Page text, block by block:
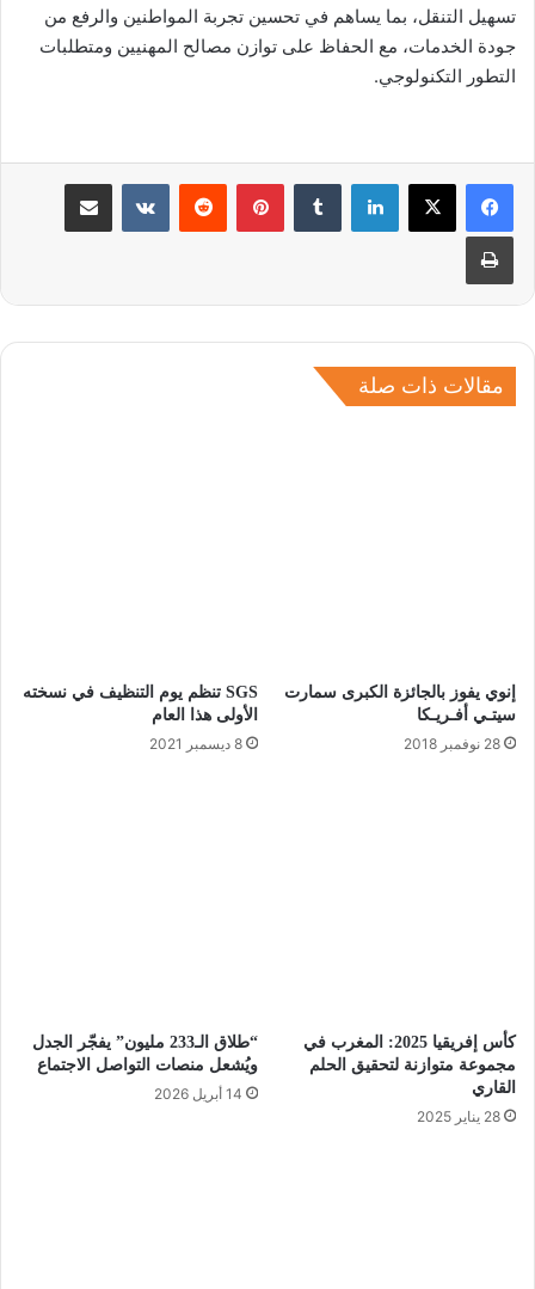
تسهيل التنقل، بما يساهم في تحسين تجربة المواطنين والرفع من
جودة الخدمات، مع الحفاظ على توازن مصالح المهنيين ومتطلبات
التطور التكنولوجي.
لينكدإن بينتيريست مشاركة عبر البريد
طباعة
مقالات ذات صلة
إنوي يفوز بالجائزة الكبرى سمارت
سيتـي أفـريـكا
28 نوفمبر 2018
SGS تنظم يوم التنظيف في نسخته
الأولى هذا العام
8 ديسمبر 2021
كأس إفريقيا 2025: المغرب في
مجموعة متوازنة لتحقيق الحلم
القاري
28 يناير 2025
“طلاق الـ233 مليون” يفجّر الجدل
ويُشعل منصات التواصل الاجتماع
14 أبريل 2026